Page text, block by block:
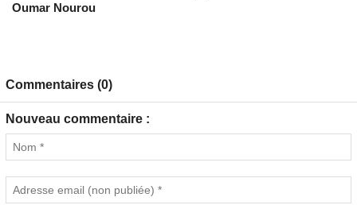
Oumar Nourou
Commentaires (0)
Nouveau commentaire :